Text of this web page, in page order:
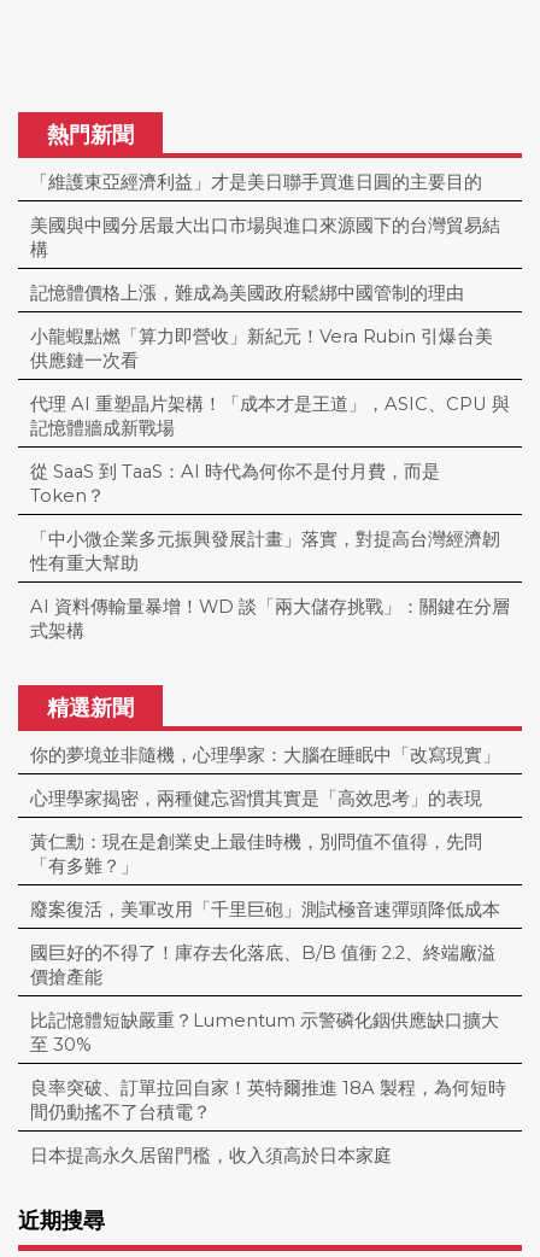
熱門新聞
「維護東亞經濟利益」才是美日聯手買進日圓的主要目的
美國與中國分居最大出口市場與進口來源國下的台灣貿易結
構
記憶體價格上漲，難成為美國政府鬆綁中國管制的理由
小龍蝦點燃「算力即營收」新紀元！Vera Rubin 引爆台美
供應鏈一次看
代理 AI 重塑晶片架構！「成本才是王道」，ASIC、CPU 與
記憶體牆成新戰場
從 SaaS 到 TaaS：AI 時代為何你不是付月費，而是
Token？
「中小微企業多元振興發展計畫」落實，對提高台灣經濟韌
性有重大幫助
AI 資料傳輸量暴增！WD 談「兩大儲存挑戰」：關鍵在分層
式架構
精選新聞
你的夢境並非隨機，心理學家：大腦在睡眠中「改寫現實」
心理學家揭密，兩種健忘習慣其實是「高效思考」的表現
黃仁勳：現在是創業史上最佳時機，別問值不值得，先問
「有多難？」
廢案復活，美軍改用「千里巨砲」測試極音速彈頭降低成本
國巨好的不得了！庫存去化落底、B/B 值衝 2.2、終端廠溢
價搶產能
比記憶體短缺嚴重？Lumentum 示警磷化銦供應缺口擴大
至 30%
良率突破、訂單拉回自家！英特爾推進 18A 製程，為何短時
間仍動搖不了台積電？
日本提高永久居留門檻，收入須高於日本家庭
近期搜尋